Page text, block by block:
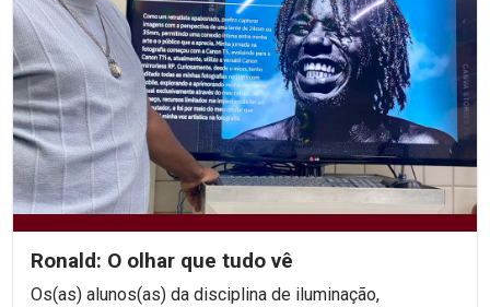
Ronald: O olhar que tudo vê
Os(as) alunos(as) da disciplina de iluminação,